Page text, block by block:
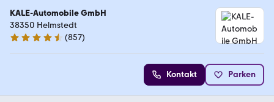
KALE-Automobile GmbH
38350 Helmstedt
4.7 Sterne
(857)
Kontakt Parken